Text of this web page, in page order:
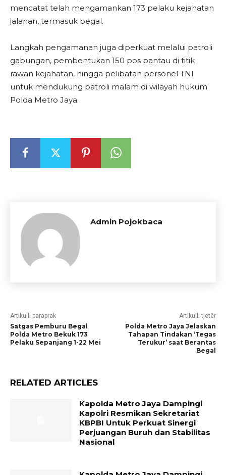
mencatat telah mengamankan 173 pelaku kejahatan
jalanan, termasuk begal.
Langkah pengamanan juga diperkuat melalui patroli
gabungan, pembentukan 150 pos pantau di titik
rawan kejahatan, hingga pelibatan personel TNI
untuk mendukung patroli malam di wilayah hukum
Polda Metro Jaya.
Admin Pojokbaca
Artikulli paraprak
Satgas Pemburu Begal
Polda Metro Bekuk 173
Pelaku Sepanjang 1-22 Mei
Artikulli tjetër
Polda Metro Jaya Jelaskan
Tahapan Tindakan ‘Tegas
Terukur’ saat Berantas
Begal
RELATED ARTICLES
Kapolda Metro Jaya Dampingi
Kapolri Resmikan Sekretariat
KBPBI Untuk Perkuat Sinergi
Perjuangan Buruh dan Stabilitas
Nasional